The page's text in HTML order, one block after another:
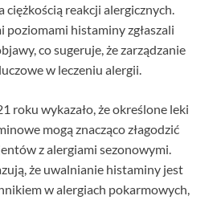
ciężkością reakcji alergicznych.
poziomami histaminy zgłaszali
co sugeruje, że zarządzanie
w leczeniu alergii.
roku wykazało, że określone leki
mogą znacząco złagodzić
z alergiami sezonowymi.
że uwalnianie histaminy jest
w alergiach pokarmowych,